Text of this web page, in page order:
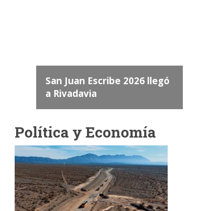
San Juan Escribe 2026 llegó
a Rivadavia
Política y Economía